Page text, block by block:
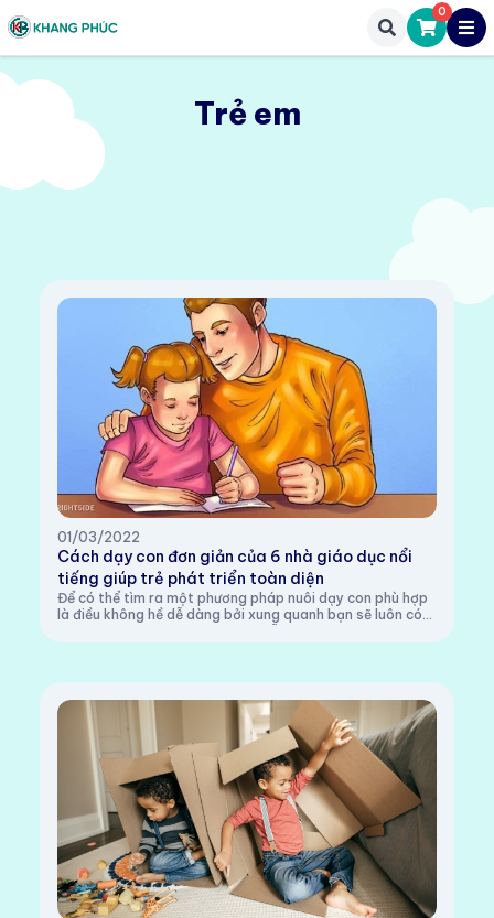
0
Trẻ em
01/03/2022
Cách dạy con đơn giản của 6 nhà giáo dục nổi
tiếng giúp trẻ phát triển toàn diện
Để có thể tìm ra một phương pháp nuôi dạy con phù hợp
là điều không hề dễ dàng bởi xung quanh bạn sẽ luôn có
những lời khuyên đôi khi mâu thuẫn với nhau. Ngay cả
quan điểm mà các giảng viên và chuy...